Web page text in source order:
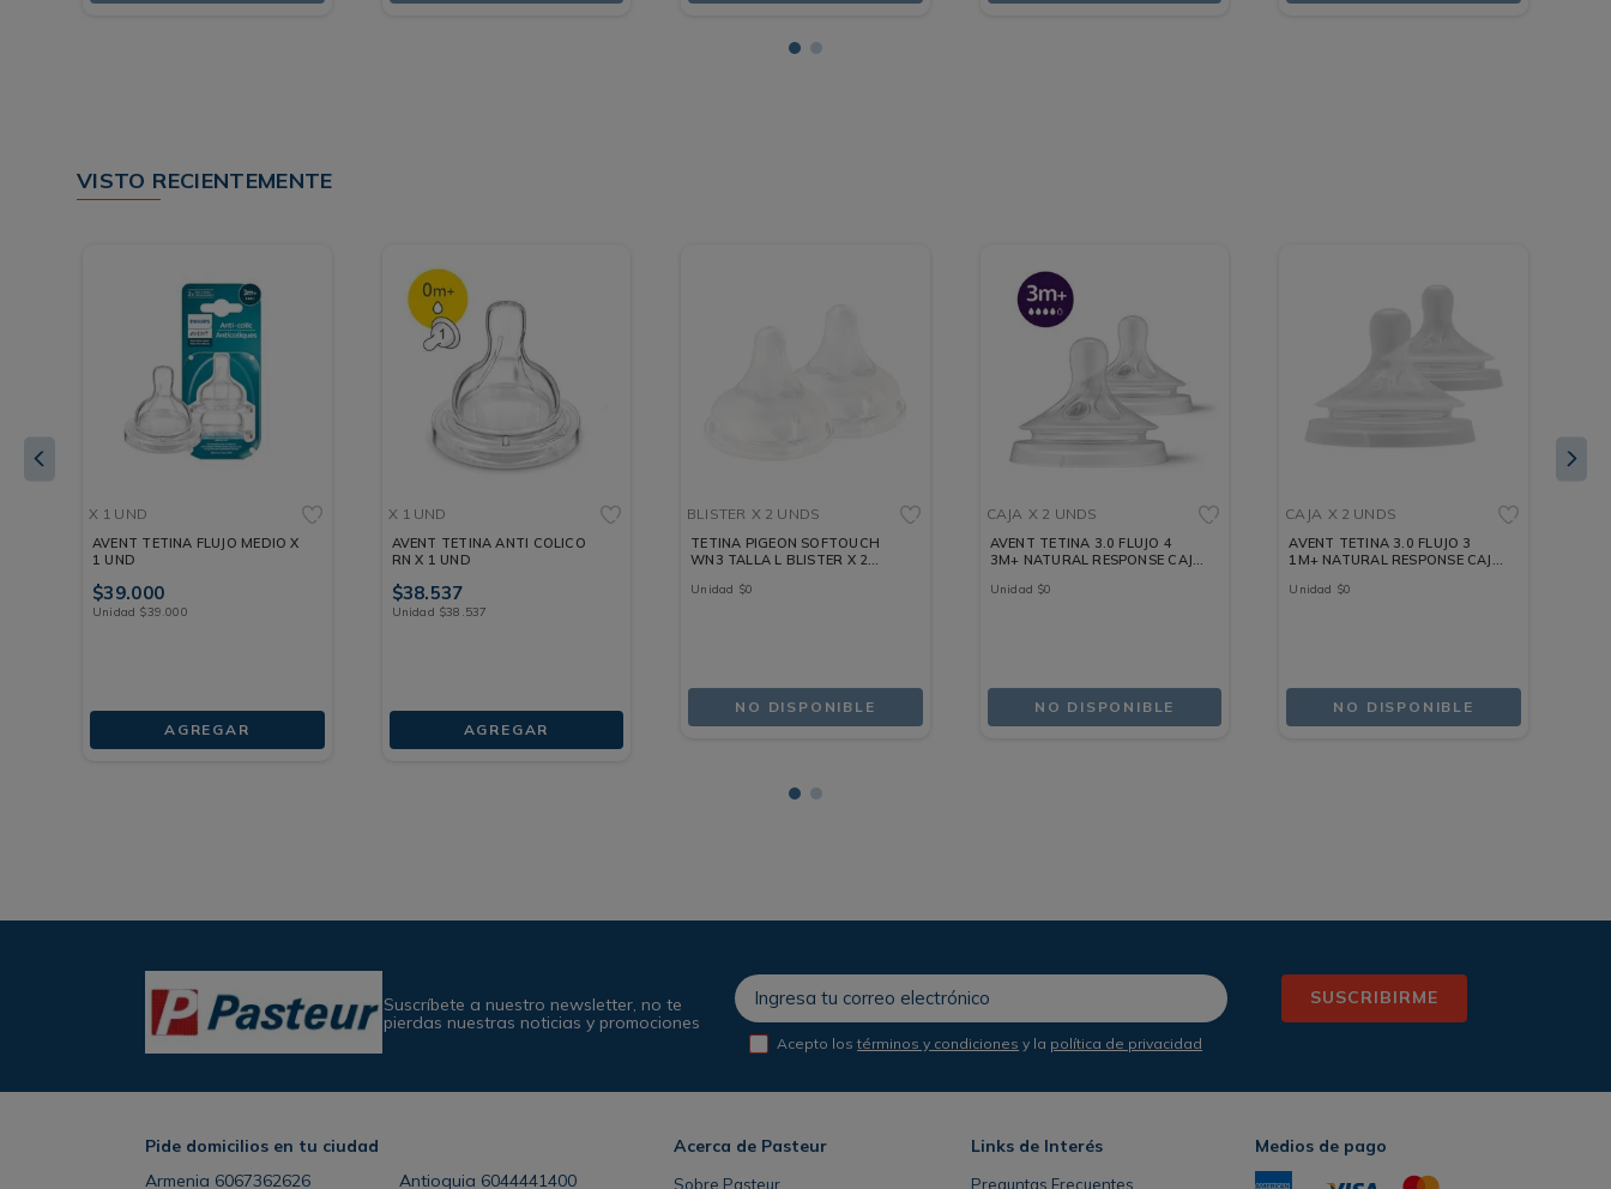
VISTO RECIENTEMENTE
X 1 UND
AVENT TETINA FLUJO MEDIO X
1 UND
$39.000
Unidad $39 .000
AGREGAR
X 1 UND
AVENT TETINA ANTI COLICO
RN X 1 UND
$38.537
Unidad $38 537
AGREGAR
BLISTER X 2 UNDS
TETINA PIGEON SOFTOUCH
WN3 TALLA L BLISTER X 2
Unidad $0
NO DISPONIBLE
CAJA X 2 UNDS
AVENT TETINA 3.0 FLUJO 4
3M+ NATURAL RESPONSE CAJA
Unidad $0
NO DISPONIBLE
CAJA X 2 UNDS
AVENT TETINA 3.0 FLUJO 3
1M+ NATURAL RESPONSE CAJA
Unidad $0
NO DISPONIBLE
Suscríbete a nuestro newsletter, no te
pierdas nuestras noticias y promociones
SUSCRIBIRME
Acepto lostérminos y condiciones y la política de privacidad
Pide domicilios en tu ciudad
Armenia 6067362626 Antioquia 6044441400
Acerca de Pasteur
Sobre Pasteur
Links de Interés
Preguntas Frecuentes
Medios de pago